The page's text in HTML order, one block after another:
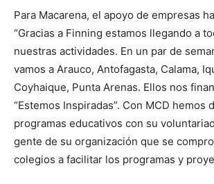
Para Macarena, el apoyo de empresas
“Gracias a Finning estamos llegando a
nuestras actividades. En un par de
vamos a Arauco, Antofagasta, Calama,
Coyhaique, Punta Arenas. Ellos nos
“Estemos Inspiradas”. Con MCD hemos
programas educativos con su
gente de su organización que se
colegios a facilitar los programas y